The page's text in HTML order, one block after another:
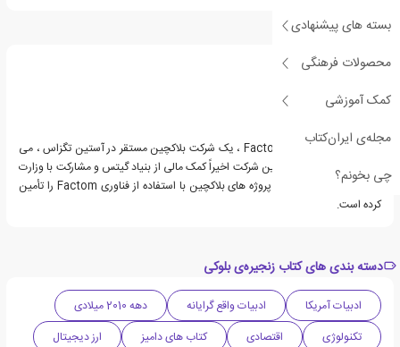
بسته های پیشنهادی
محصولات فرهنگی
کمک آموزشی
مجله‌ی ایران‌کتاب
چی بخونم؟
درباره تیانا لورنس
تیانا لورنس مدیر مالی Factom ، یک شرکت بلاکچین مستقر در آستین تگزاس ، می
باشد. تحت رهبری وی ، این شرکت اخیراً کمک مالی از بنیاد گیتس و مشارکت با وزارت
امنیت داخلی برای کار در پروژه های بلاکچین با استفاده از فناوری Factom را تأمین
کرده است.
دسته بندی های کتاب زنجیره‌ی بلوکی
ادبیات آمریکا ادبیات واقع گرایانه
دهه 2010 میلادی
تکنولوژی
اقتصادی کتاب های دامیز ارز دیجیتال